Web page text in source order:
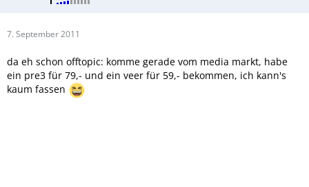
7. September 2011
da eh schon offtopic: komme gerade vom media markt, habe
ein pre3 für 79,- und ein veer für 59,- bekommen, ich kann's
kaum fassen